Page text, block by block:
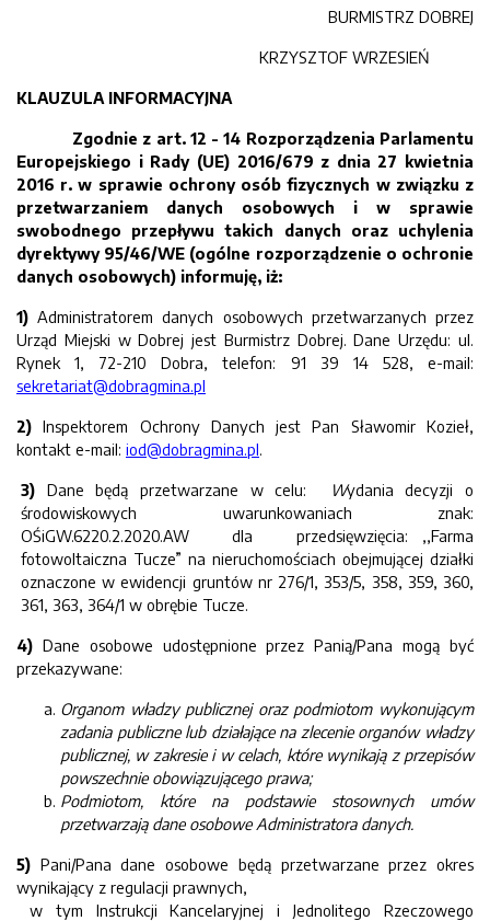
BURMISTRZ DOBREJ
KRZYSZTOF WRZESIEŃ
KLAUZULA INFORMACYJNA
Zgodnie z art. 12 - 14 Rozporządzenia Parlamentu
Europejskiego i Rady (UE) 2016/679 z dnia 27 kwietnia
2016 r. w sprawie ochrony osób fizycznych w związku z
przetwarzaniem danych osobowych i w sprawie
swobodnego przepływu takich danych oraz uchylenia
dyrektywy 95/46/WE (ogólne rozporządzenie o ochronie
danych osobowych) informuję, iż:
1) Administratorem danych osobowych przetwarzanych przez
Urząd Miejski w Dobrej jest Burmistrz Dobrej. Dane Urzędu: ul.
Rynek 1, 72-210 Dobra, telefon: 91 39 14 528, e-mail:
sekretariat@dobragmina.pl
2) Inspektorem Ochrony Danych jest Pan Sławomir Kozieł,
kontakt e-mail: iod@dobragmina.pl.
3) Dane będą przetwarzane w celu: Wydania decyzji o
środowiskowych uwarunkowaniach znak:
OŚiGW.6220.2.2020.AW dla przedsięwzięcia: ,,Farma
fotowoltaiczna Tucze” na nieruchomościach obejmującej działki
oznaczone w ewidencji gruntów nr 276/1, 353/5, 358, 359, 360,
361, 363, 364/1 w obrębie Tucze.
4) Dane osobowe udostępnione przez Panią/Pana mogą być
przekazywane:
Organom władzy publicznej oraz podmiotom wykonującym
zadania publiczne lub działające na zlecenie organów władzy
publicznej, w zakresie i w celach, które wynikają z przepisów
powszechnie obowiązującego prawa;
Podmiotom, które na podstawie stosownych umów
przetwarzają dane osobowe Administratora danych.
5) Pani/Pana dane osobowe będą przetwarzane przez okres
wynikający z regulacji prawnych,
w tym Instrukcji Kancelaryjnej i Jednolitego Rzeczowego